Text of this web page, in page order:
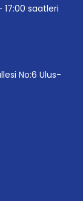
saatleri
No:6 Ulus-